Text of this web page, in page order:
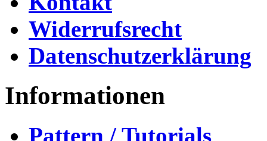
Widerrufsrecht
Datenschutzerklärung
Informationen
Pattern / Tutorials